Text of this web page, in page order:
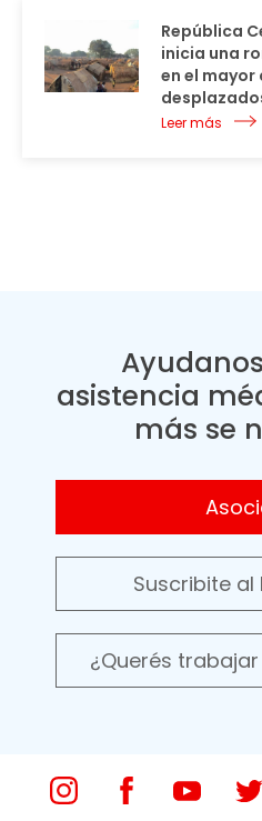
República
inicia una
en el mayor
Leer más
asistencia
más se
Suscribite al
¿Querés